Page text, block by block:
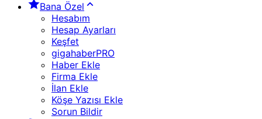
Bana Özel
Hesabım
Hesap Ayarları
Keşfet
gigahaberPRO
Haber Ekle
Firma Ekle
İlan Ekle
Köşe Yazısı Ekle
Sorun Bildir